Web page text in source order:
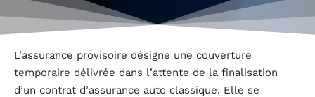
L’assurance provisoire désigne une couverture
temporaire délivrée dans l’attente de la finalisation
d’un contrat d’assurance auto classique. Elle se